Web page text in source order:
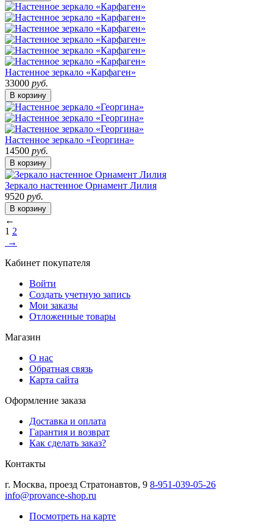
Настенное зеркало «Карфаген»
33000 руб.
В корзину
Настенное зеркало «Георгина»
14500 руб.
В корзину
Зеркало настенное Орнамент Лилия
9520 руб.
В корзину
←
1 2
→
Кабинет покупателя
Войти
Создать учетную запись
Мои заказы
Отложенные товары
Магазин
О нас
Обратная связь
Карта сайта
Оформление заказа
Доставка и оплата
Гарантия и возврат
Как сделать заказ?
Контакты
г. Москва, проезд Стратонавтов, 9 8-951-039-05-26
info@provance-shop.ru
Посмотреть на карте